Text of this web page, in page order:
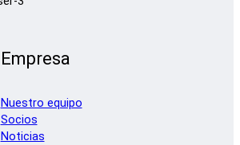
Empresa
Nuestro equipo
Socios
Noticias